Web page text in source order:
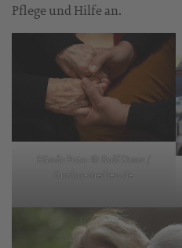
Pflege und Hilfe an.
Hände Foto: © Rolf Oeser /
fundus-medien.de